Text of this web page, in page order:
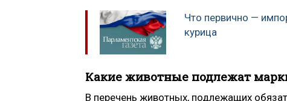
Что первично —
курица
Какие животные подлежат
В перечень животных, подлежащих